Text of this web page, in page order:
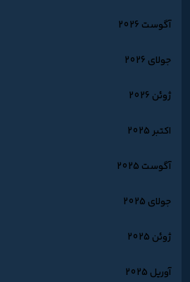
آگوست 2026
جولای 2026
ژوئن 2026
اکتبر 2025
آگوست 2025
جولای 2025
ژوئن 2025
آوریل 2025